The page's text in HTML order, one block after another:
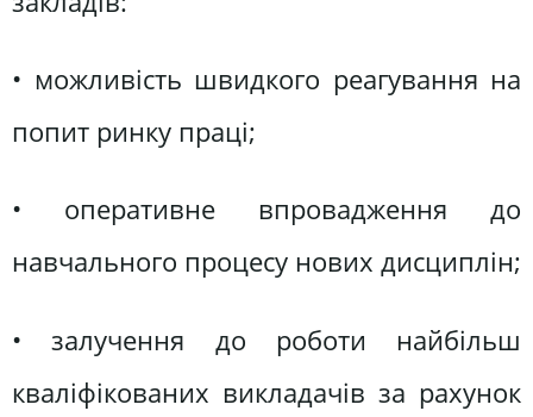
• можливість швидкого реагування на
попит ринку праці;
• оперативне впровадження до
навчального процесу нових дисциплін;
• залучення до роботи найбільш
кваліфікованих викладачів за рахунок